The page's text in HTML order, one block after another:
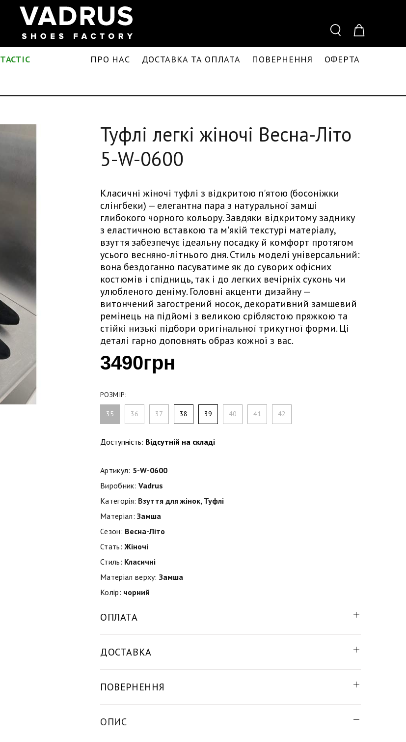
TACTIC ПРО НАС ДОСТАВКА ТА ОПЛАТА ПОВЕРНЕННЯ ОФЕРТА
Туфлі легкі жіночі Весна-Літо
5-W-0600
Класичні жіночі туфлі з відкритою п'ятою (босоніжки
слінгбеки) — елегантна пара з натуральної замші
глибокого чорного кольору. Завдяки відкритому заднику
з еластичною вставкою та м'якій текстурі матеріалу,
взуття забезпечує ідеальну посадку й комфорт протягом
усього весняно-літнього дня. Стиль моделі універсальний:
вона бездоганно пасуватиме як до суворих офісних
костюмів і спідниць, так і до легких вечірніх суконь чи
улюбленого деніму. Головні акценти дизайну —
витончений загострений носок, декоративний замшевий
ремінець на підйомі з великою сріблястою пряжкою та
стійкі низькі підбори оригінальної трикутної форми. Ці
деталі гарно доповнять образ кожної з вас.
3490грн
РОЗМІР:
35 36 37 38 39 40 41 42
Доступність: Відсутній на складі
Артикул: 5-W-0600
Виробник: Vadrus
Категорія: Взуття для жінок, Туфлі
Матеріал: Замша
Сезон: Весна-Літо
Стать: Жіночі
Стиль: Класичні
Матеріал верху: Замша
Колір: чорний
ОПЛАТА
ДОСТАВКА
ПОВЕРНЕННЯ
ОПИС